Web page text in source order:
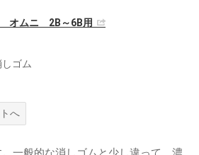
ムニ 2B～6B用
ゴム
へ